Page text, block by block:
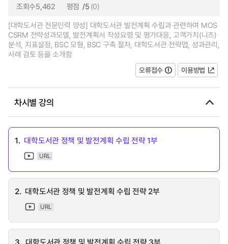
조회수5,462 평점 /5 (0)
[대학도서관 전문인력 양성] 대학도서관 발전계획 수립과 관련하여 MOS
CSRM 전략성과모델, 발전계획서 작성요령 및 평가대응, 고객가치(니즈)
분석, 지표설정, BSC 모형, BSC 구축 절차, 대학도서관 전략맵, 성과관리,
사례 검토 등을 소개함
오류접수
이용방법
차시별 강의
1. 대학도서관 정책 및 발전계획 수립 전략 1부
URL
2. 대학도서관 정책 및 발전계획 수립 전략 2부
URL